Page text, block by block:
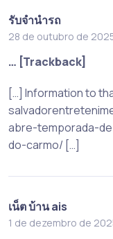
รับจำนำรถ
28 de outubro de
… [Trackback]
[…] Information to
abre-temporada-
do-carmo/ […]
เน็ต บ้าน ais
1 de dezembro de